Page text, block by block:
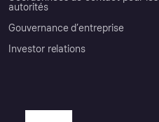
autorités
Gouvernance d’entreprise
Investor relations